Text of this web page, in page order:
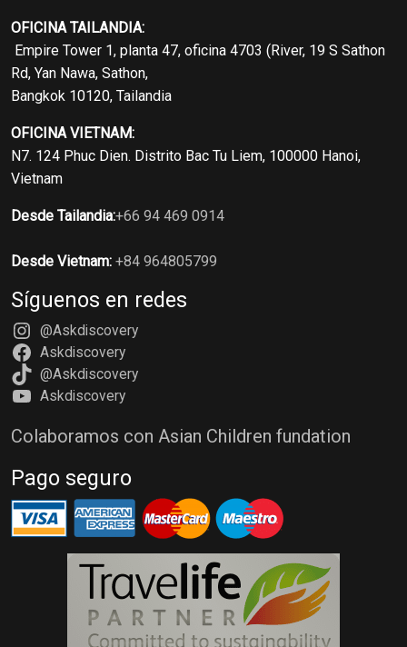
OFICINA TAILANDIA:
Empire Tower 1, planta 47, oficina 4703 (River, 19 S Sathon
Rd, Yan Nawa, Sathon,
Bangkok 10120, Tailandia
OFICINA VIETNAM:
N7. 124 Phuc Dien. Distrito Bac Tu Liem, 100000 Hanoi,
Vietnam
Desde Tailandia:+66 94 469 0914
Desde Vietnam: +84 964805799
Síguenos en redes
@Askdiscovery
Askdiscovery
@Askdiscovery
Askdiscovery
Colaboramos con Asian Children fundation
Pago seguro